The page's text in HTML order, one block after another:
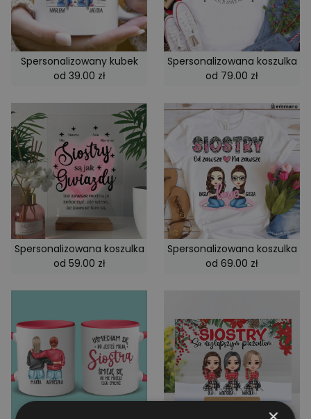
Spersonalizowany kubek
od 39.00 zł
Spersonalizowana koszulka
od 79.00 zł
Spersonalizowana koszulka
od 59.00 zł
Spersonalizowana koszulka
od 69.00 zł